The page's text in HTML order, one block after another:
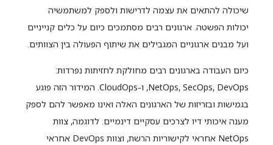
שיכולה להתאים את עצמה לדרישות ולספק למשתמשיה
יכולות הפשטה. ארגונים רבים מסתמכים כיום על כלים קנייניים
ועל מבנים ארגוניים המגבילים את שיתוף הפעולה בין הצוותים.
כיום העבודה בארגונים רבים מחולקת לחזיתות נפרדות:
NetOps, SecOps, DevOps, ו-CloudOps. המידור הזה פוגע
בגמישות ובזריזות של הארגונים האלה ואינו מאפשר להם לספק
מענה איכותי דיו לצרכים עסקיים דינמיים. לדוגמה, צוות
NetOps אחראי לקישוריות הרשת, וצוות DevOps אחראי